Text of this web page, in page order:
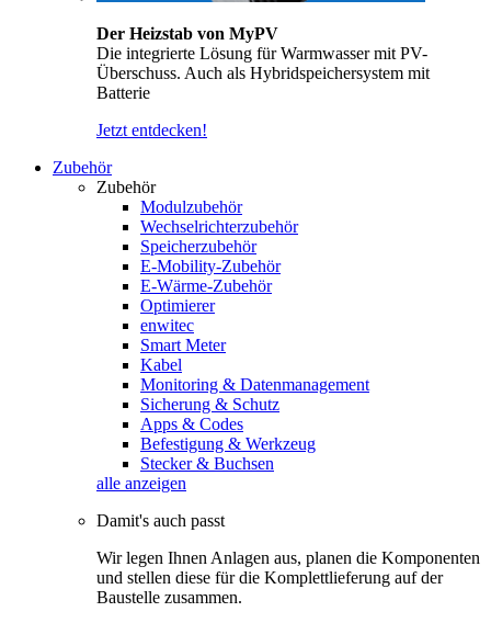
Der Heizstab von MyPV
Die integrierte Lösung für Warmwasser mit PV-
Überschuss. Auch als Hybridspeichersystem mit
Batterie
Jetzt entdecken!
Zubehör
Zubehör
Modulzubehör
Wechselrichterzubehör
Speicherzubehör
E-Mobility-Zubehör
E-Wärme-Zubehör
Optimierer
enwitec
Smart Meter
Kabel
Monitoring & Datenmanagement
Sicherung & Schutz
Apps & Codes
Befestigung & Werkzeug
Stecker & Buchsen
alle anzeigen
Damit's auch passt
Wir legen Ihnen Anlagen aus, planen die Komponenten
und stellen diese für die Komplettlieferung auf der
Baustelle zusammen.